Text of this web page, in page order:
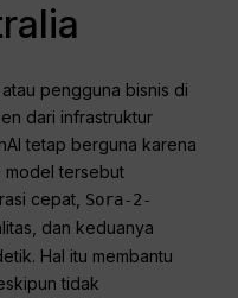
pengguna bisnis di
dari infrastruktur
tetap berguna karena
model tersebut
cepat, Sora-2-
dan keduanya
Hal itu membantu
tidak